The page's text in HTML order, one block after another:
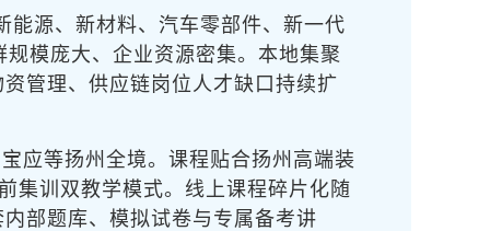
能源、新材料、汽车零部件、新一代
模庞大、企业资源密集。本地集聚
管理、供应链岗位人才缺口持续扩
应等扬州全境。课程贴合扬州高端装
集训双教学模式。线上课程碎片化随
部题库、模拟试卷与专属备考讲